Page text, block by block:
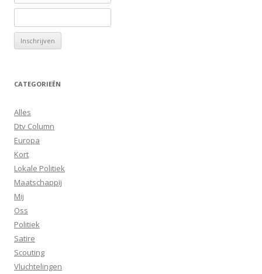
CATEGORIEËN
Alles
Dtv Column
Europa
Kort
Lokale Politiek
Maatschappij
Mij
Oss
Politiek
Satire
Scouting
Vluchtelingen